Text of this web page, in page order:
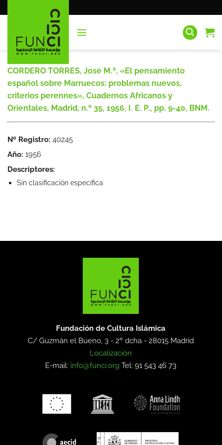
al
CORDERO TORRES, José M.ª, «El pensamiento
español sobre Marruecos: problemas nuevos,
criterios perennes», Cuadernos Africanos y
Orientales, Madrid, n.º 35, 1956, I. E. P., pp. 9-40, BNM.
Nº Registro: 40245
Año: 1956
Descriptores:
Sin clasificación específica
Fundación de Cultura Islámica
C/ Guzmán el Bueno, 3 - 2º dcha -28015 Madrid
Localización
E-mail: info@funci.org Tel: 91 543 46 73